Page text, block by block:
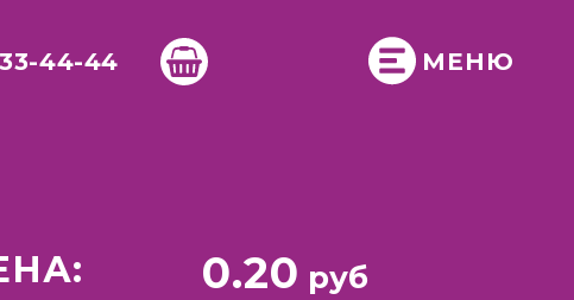
44-44 МЕНЮ
0.20 руб